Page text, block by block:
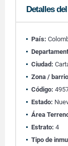
Detalles
País:
Ciudad:
Zona /
Código:
Estado:
Área
Estrato: 4
Tipo de